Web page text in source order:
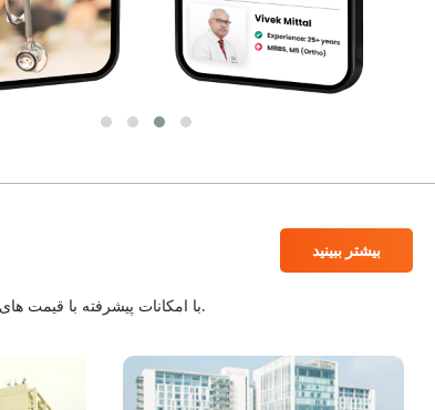
بیشتر ببینید
بیمارستان های معتبر JCI و NABH با امکانات پیشرفته با قیمت های مقرون به صرفه همراه با بهترین کادر پزشکی.